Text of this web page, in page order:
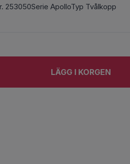
253050Serie ApolloTyp Tvålkopp
LÄGG I KORGEN